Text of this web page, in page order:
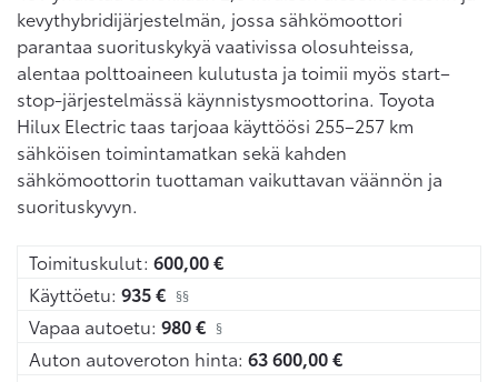
kevythybridijärjestelmän, jossa sähkömoottori
parantaa suorituskykyä vaativissa olosuhteissa,
alentaa polttoaineen kulutusta ja toimii myös start–
stop-järjestelmässä käynnistysmoottorina. Toyota
Hilux Electric taas tarjoaa käyttöösi 255–257 km
sähköisen toimintamatkan sekä kahden
sähkömoottorin tuottaman vaikuttavan väännön ja
suorituskyvyn.
Toimituskulut: 600,00€
Käyttöetu: 935€ §§
Vapaa autoetu: 980€ §
Auton autoveroton hinta: 63 600,00€